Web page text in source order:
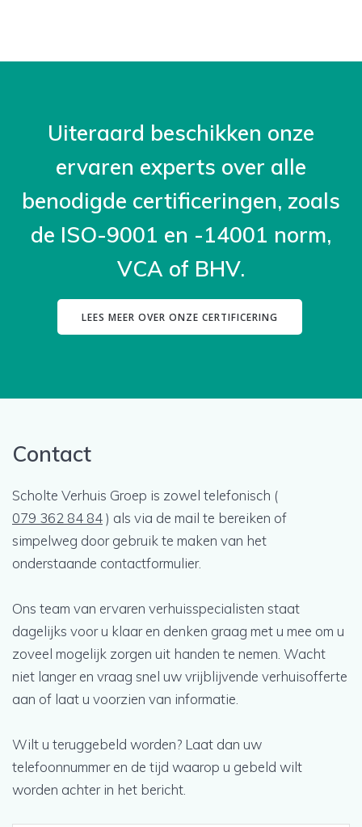
Uiteraard beschikken onze
ervaren experts over alle
benodigde certificeringen, zoals
de ISO-9001 en -14001 norm,
VCA of BHV.
LEES MEER OVER ONZE CERTIFICERING
Contact
Scholte Verhuis Groep is zowel telefonisch (
079 362 84 84) als via de mail te bereiken of
simpelweg door gebruik te maken van het
onderstaande contactformulier.
Ons team van ervaren verhuisspecialisten staat
dagelijks voor u klaar en denken graag met u mee om u
zoveel mogelijk zorgen uit handen te nemen. Wacht
niet langer en vraag snel uw vrijblijvende verhuisofferte
aan of laat u voorzien van informatie.
Wilt u teruggebeld worden? Laat dan uw
telefoonnummer en de tijd waarop u gebeld wilt
worden achter in het bericht.